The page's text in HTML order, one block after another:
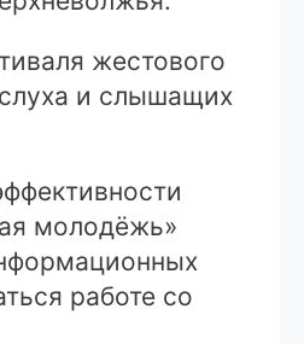
жестового
и слышащих
молодёжь»
работе со